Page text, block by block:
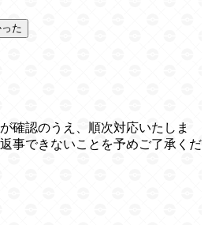
た
確認のうえ、順次対応いたしま
事できないことを予めご了承くだ